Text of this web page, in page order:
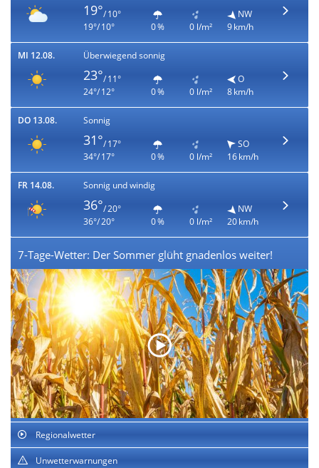
19°/ 10°
19°/ 10°
0 % 0 l/m²
NW
9 km/h
MI 12.08. Überwiegend sonnig
23°/ 11°
24°/ 12°
0 % 0 l/m²
O
8 km/h
DO 13.08. Sonnig
31°/ 17°
34°/ 17°
0 % 0 l/m²
SO
16 km/h
FR 14.08. Sonnig und windig
36°/ 20°
36°/ 20°
0 % 0 l/m²
NW
20 km/h
7-Tage-Wetter: Der Sommer glüht gnadenlos weiter!
Regionalwetter
Unwetterwarnungen